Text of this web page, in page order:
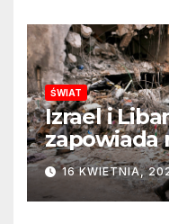
ŚWIAT
Izrael i
zapowiada
wojny
16 KWIETNIA,